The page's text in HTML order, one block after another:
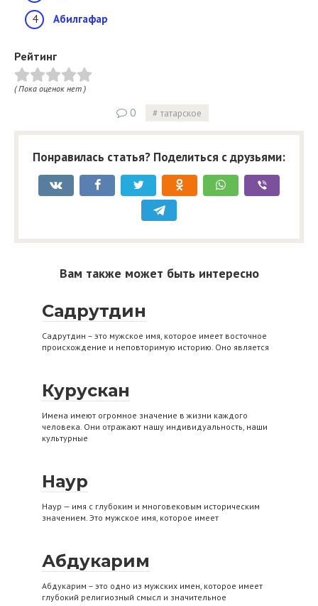
Абилгафар
Рейтинг
( Пока оценок нет )
0 татарское
Понравилась статья? Поделиться с друзьями:
Вам также может быть интересно
Садрутдин
Садрутдин – это мужское имя, которое имеет восточное
происхождение и неповторимую историю. Оно является
Курускан
Имена имеют огромное значение в жизни каждого
человека. Они отражают нашу индивидуальность, наши
культурные
Наур
Наур — имя с глубоким и многовековым историческим
значением. Это мужское имя, которое имеет
Абдукарим
Абдукарим – это одно из мужских имен, которое имеет
глубокий религиозный смысл и значительное